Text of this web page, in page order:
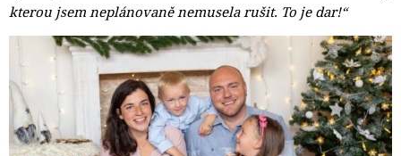
kterou jsem neplánovaně nemusela rušit. To je dar!“